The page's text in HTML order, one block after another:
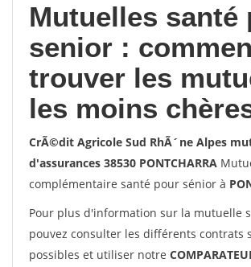
Mutuelles santé
senior :
trouver les
les moins
CrÃ©dit Agricole Sud RhÃ´ne Alpes
d'assurances 38530 PONTCHARRA
complémentaire santé pour sénior à
Pour plus d'information sur la mutuelle
pouvez consulter les différents contrats
possibles et utiliser notre